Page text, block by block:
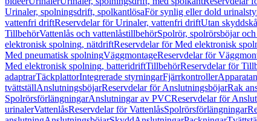
Urinaler, spolningsdrift, spolkantlösaFör synlig eller dold
vattenfri driftReservdelar för Urinaler, vattenfri driftUtan
TillbehörVattenlås och vattenlåstillbehörSpolrör, spolrörsböjar
elektronisk spolning, nätdriftReservdelar för Med elektronisk
Med pneumatisk spolningVäggmontageReservdelar för
Med elektronisk spolning, batteridriftTillbehörReservdelar för
adaptrarTäckplattorIntegrerade styrningarFjärrkontroller
tvättställAnslutningsböjarReservdelar för AnslutningsböjarRak
SpolrörsförlängningarAnslutningar av PVCReservdelar för
urinalerVattenlåsReservdelar för VattenlåsSpolrörsförlängningar